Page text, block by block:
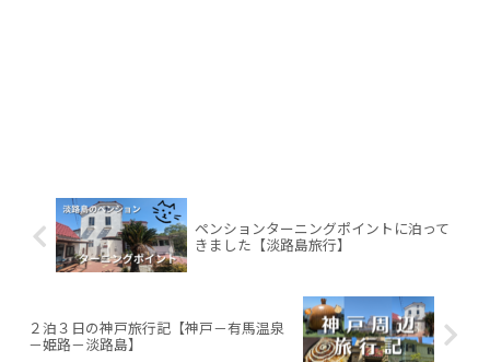
ペンションターニングポイントに泊って
きました【淡路島旅行】
２泊３日の神戸旅行記【神戸－有馬温泉
－姫路－淡路島】